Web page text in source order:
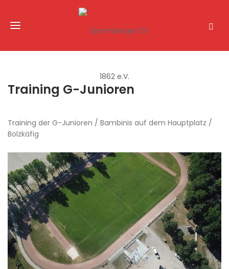
Training G-Junioren
Training der G-Junioren / Bambinis auf dem Hauptplatz /
Bolzkäfig